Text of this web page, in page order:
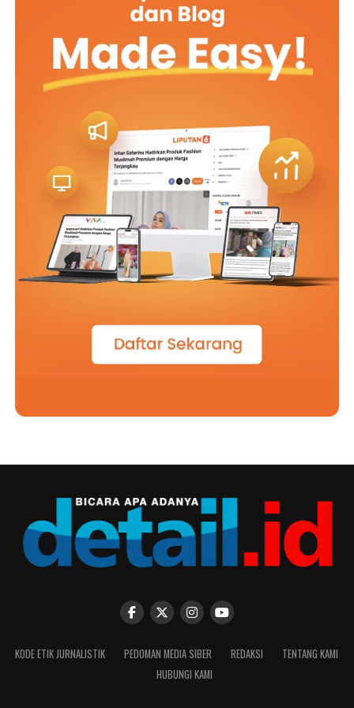
dan tata ruang; mendorong implementasi sembilan
paket kerja sama sesuai potensi masing-masing daerah;
memperkuat koordinasi antara Pemda, Kementerian
ATR/BPN, dan KPK; serta menindaklanjuti komitmen
kerja sama melalui program kolaboratif dan aksi nyata
secara transparan dan juga akuntabel. (*)
KODE ETIK JURNALISTIK PEDOMAN MEDIA SIBER REDAKSI
TENTANG KAMI
HUBUNGI KAMI